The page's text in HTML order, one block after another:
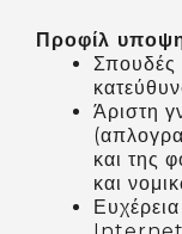
Προφίλ
Σπουδές
Άριστη
και της
και